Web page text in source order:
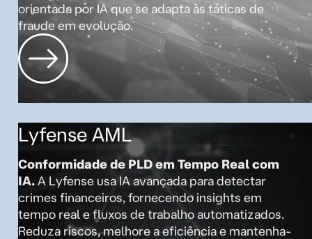
orientada por IA que se adapta às táticas de
fraude em evolução.
Lyfense AML
Conformidade de PLD em Tempo Real com
IA. A Lyfense usa IA avançada para detectar
crimes financeiros, fornecendo insights em
tempo real e fluxos de trabalho automatizados.
Reduza riscos, melhore a eficiência e mantenha-